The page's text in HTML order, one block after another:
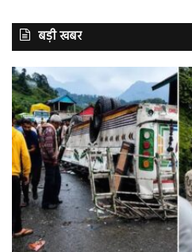
बड़ी खबर